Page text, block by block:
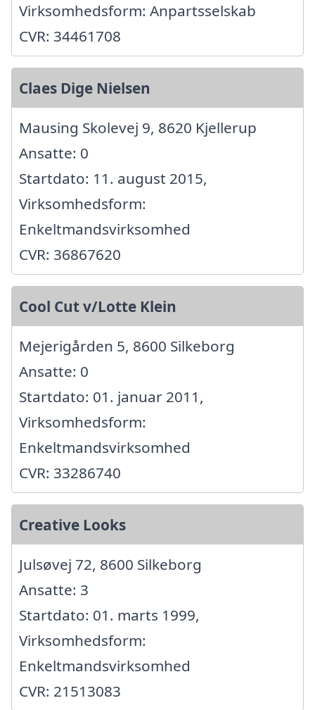
Virksomhedsform: Anpartsselskab
CVR: 34461708
Claes Dige Nielsen
Mausing Skolevej 9, 8620 Kjellerup
Ansatte: 0
Startdato: 11. august 2015,
Virksomhedsform:
Enkeltmandsvirksomhed
CVR: 36867620
Cool Cut v/Lotte Klein
Mejerigården 5, 8600 Silkeborg
Ansatte: 0
Startdato: 01. januar 2011,
Virksomhedsform:
Enkeltmandsvirksomhed
CVR: 33286740
Creative Looks
Julsøvej 72, 8600 Silkeborg
Ansatte: 3
Startdato: 01. marts 1999,
Virksomhedsform:
Enkeltmandsvirksomhed
CVR: 21513083